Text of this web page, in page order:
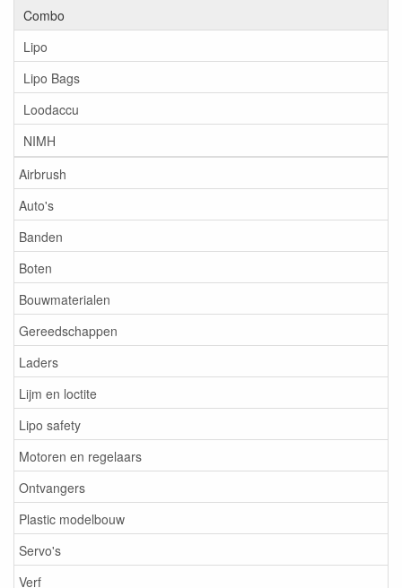
Combo
Lipo
Lipo Bags
Loodaccu
NIMH
Airbrush
Auto's
Banden
Boten
Bouwmaterialen
Gereedschappen
Laders
Lijm en loctite
Lipo safety
Motoren en regelaars
Ontvangers
Plastic modelbouw
Servo's
Verf